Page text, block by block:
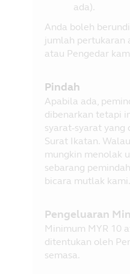
ada).
Anda boleh
jumlah pertukaran
atau Pengedar
Pindah
Apabila ada,
dibenarkan tetapi
syarat-syarat yang
Surat Ikatan.
mungkin menolak
sebarang
bicara mutlak kami.
Pengeluaran
Minimum MYR 10
ditentukan oleh
semasa.